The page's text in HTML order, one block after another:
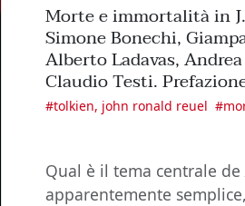
Morte e immortalità in
Simone Bonechi,
Alberto Ladavas,
Claudio Testi.
#tolkien, john ronald reuel #
Qual è il tema centrale de
apparentemente